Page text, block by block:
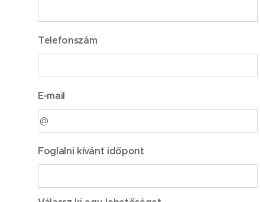
Telefonszám
E-mail
Foglalni kívánt időpont